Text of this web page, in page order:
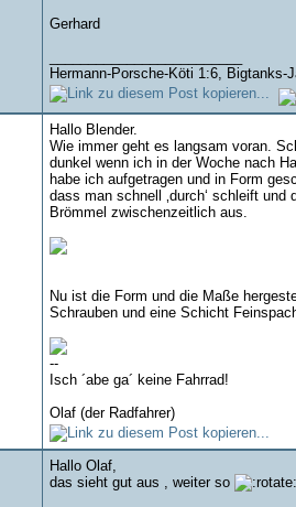
Gerhard
Hermann-Porsche-Köti 1:6,
Hallo Blender.
Wie immer geht es langsam voran.
dunkel wenn ich in der Woche nach
habe ich aufgetragen und in Form
dass man schnell ‚durch‘ schleift
Brömmel zwischenzeitlich aus.
Nu ist die Form und die Maße
Schrauben und eine Schicht
--
Isch ´abe ga´ keine Fahrrad!
Olaf (der Radfahrer)
Hallo Olaf,
das sieht gut aus , weiter so